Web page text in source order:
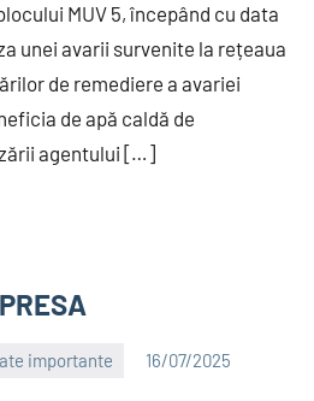
MUV 5, începând cu data
unei avarii survenite la rețeaua
de remediere a avariei
de apă caldă de
agentului […]
importante 16/07/2025